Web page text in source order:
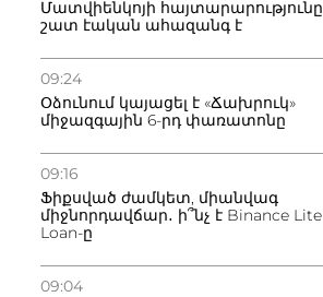
Մատվիենկոյի հայտարարությունը
շատ էական ահազանգ է
09:24
Օձունում կայացել է «Ճախրուկ»
միջազգային 6-րդ փառատոնը
09:16
Ֆիքսված ժամկետ, միանվագ
միջնորդավճար․ ի՞նչ է Binance Lite
Loan-ը
09:04